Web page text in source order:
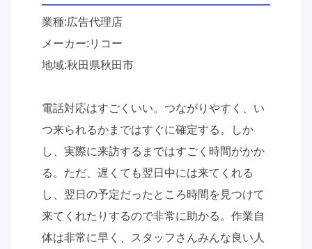
業種:広告代理店
メーカー:リコー
地域:秋田県秋田市
電話対応はすごくいい。つながりやすく、い
つ来られるかまではすぐに確定する。しか
し、実際に来訪するまではすごく時間がかか
る。ただ、遅くても翌日中には来てくれる
し、翌日の予定だったところ時間を見つけて
来てくれたりするので非常に助かる。作業自
体は非常に早く、スタッフさんみんな良い人